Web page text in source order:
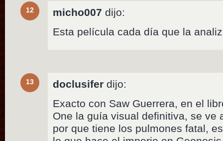
12 micho007 dijo:
Esta película cada día que la
13 doclusifer dijo:
Exacto con Saw Guerrera, en el
One la guía visual definitiva, se ve
por que tiene los pulmones fatal,